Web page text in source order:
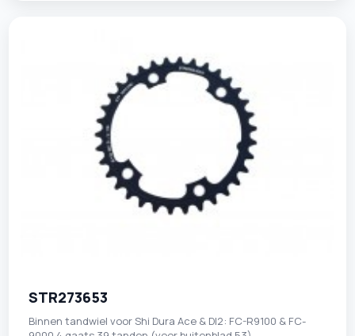
STR273653
Binnen tandwiel voor Shi Dura Ace & DI2: FC-R9100 & FC-